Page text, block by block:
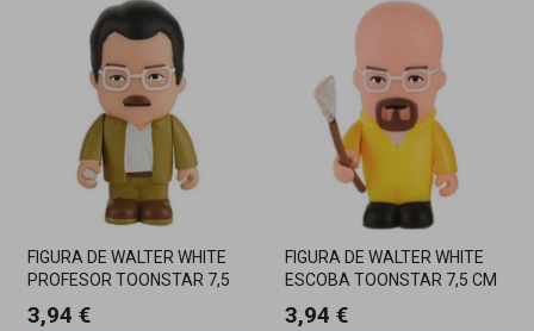
FIGURA DE WALTER WHITE
PROFESOR TOONSTAR 7,5
3,94 €
FIGURA DE WALTER WHITE
ESCOBA TOONSTAR 7,5 CM
3,94 €